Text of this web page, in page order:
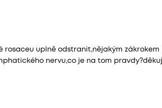
rosaceu uplně odstranit,nějakým
nervu,co je na tom